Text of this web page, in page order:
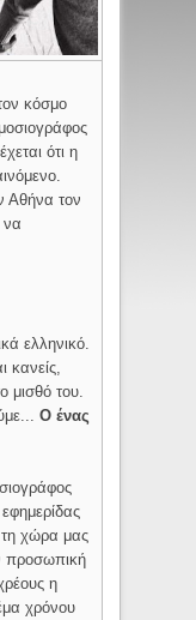
κόσμο
ότι η
Αθήνα τον
να
ελληνικό.
μισθό του.
Ο ένας
χώρα μας
προσωπική
η
χρόνου